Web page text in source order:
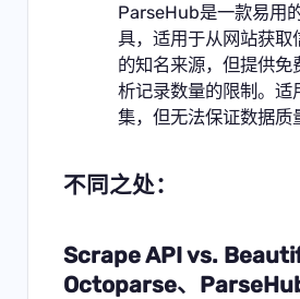
ParseHub是一款易用
具，适用于从网站获取
的知名来源，但提供免
析记录数量的限制。适
集，但无法保证数据质
不同之处：
Scrape API vs.
Octoparse、